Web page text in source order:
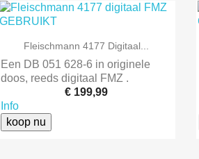
 Snel bekijken
Fleischmann 4177 Digitaal...
Een DB 051 628-6 in originele
doos, reeds digitaal FMZ .
€ 199,99
Info
koop nu